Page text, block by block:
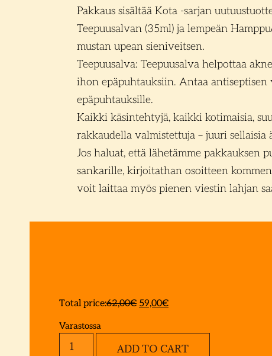
Pakkaus sisältää Kota -sarjan
Teepuusalvan (35ml) ja lempeän
mustan upean sieniveitsen.
Teepuusalva: Teepuusalva helpottaa
ihon epäpuhtauksiin. Antaa
epäpuhtauksille.
Kaikki käsintehtyjä, kaikki kotimaisia,
rakkaudella valmistettuja – juuri sellaisia
Jos haluat, että lähetämme pakkauksen
sankarille, kirjoitathan osoitteen
voit laittaa myös pienen viestin lahjan
Total price:62,00€ 59,00€
Varastossa
ADD TO CART